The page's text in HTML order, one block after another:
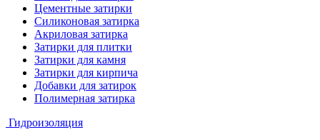
Цементные затирки
Силиконовая затирка
Акриловая затирка
Затирки для плитки
Затирки для камня
Затирки для кирпича
Добавки для затирок
Полимерная затирка
Гидроизоляция